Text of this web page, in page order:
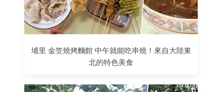
埔里 金笠燒烤麵館 中午就能吃串燒！來自大陸東
北的特色美食